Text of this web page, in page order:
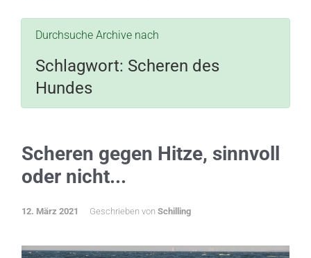
Durchsuche Archive nach
Schlagwort: Scheren des
Hundes
Scheren gegen Hitze, sinnvoll
oder nicht...
12. März 2021 Geschrieben von Schilling